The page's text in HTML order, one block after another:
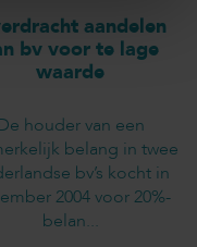
aandelen
bv voor te lage
waarde
houder van een
belang in twee
bv’s kocht in
2004 voor 20%-
belan...